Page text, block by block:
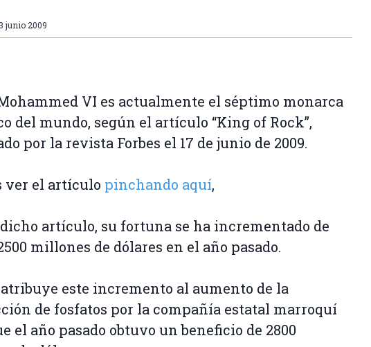
junio 2009
VI es actualmente el séptimo monarca
del mundo, según el artículo “King of Rock”,
por la revista Forbes el 17 de junio de 2009.
ver el artículo pinchando aquí,
artículo, su fortuna se ha incrementado de
millones de dólares en el año pasado.
atribuye este incremento al aumento de la
de fosfatos por la compañía estatal marroquí
el año pasado obtuvo un beneficio de 2800